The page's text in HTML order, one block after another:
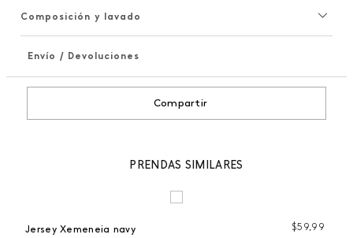
Composición y lavado
Envío / Devoluciones
Compartir
PRENDAS SIMILARES
Jersey Xemeneia navy $59,99